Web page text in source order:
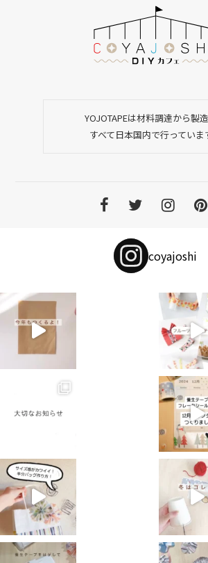
YOJOTAPEは材料調達から製
すべて日本国内で行っていま
coyajoshi